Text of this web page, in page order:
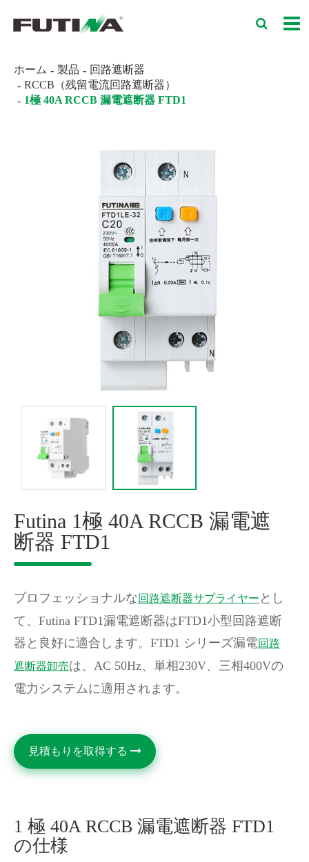
ホーム 製品
回路遮断器
RCCB（残留電流回路遮断器）
1極 40A RCCB 漏電遮断器 FTD1
Futina 1極 40A RCCB 漏電遮
断器 FTD1
プロフェッショナルな回路遮断器サプライヤー とし
て、Futina FTD1漏電遮断器はFTD1小型回路遮断
器と良好に適合します。FTD1 シリーズ漏電回路
遮断器卸売は、AC 50Hz、単相230V、三相400Vの
電力システムに適用されます。
見積もりを取得する
1 極 40A RCCB 漏電遮断器 FTD1
の仕様